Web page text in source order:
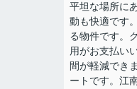
平坦な場所に
動も快適です
る物件です。
用がお支払い
間が軽減でき
ートです。江